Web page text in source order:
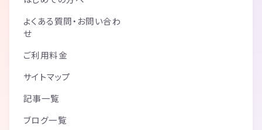
よくある質問・お問い合わ
せ
ご利用料金
サイトマップ
記事一覧
ブログ一覧